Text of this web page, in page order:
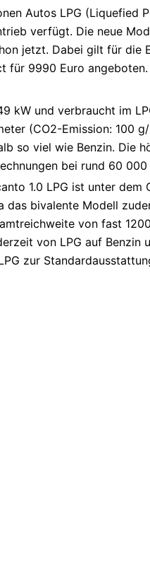
Autos LPG (Liquefied
verfügt. Die neue
jetzt. Dabei gilt für die
für 9990 Euro angeboten.
kW und verbraucht im
(CO2-Emission: 100
so viel wie Benzin. Die
bei rund 60
1.0 LPG ist unter
das bivalente Modell
von fast
von LPG auf Benzin
zur